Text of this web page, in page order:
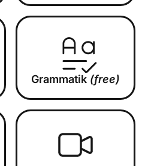
Grammatik (free)